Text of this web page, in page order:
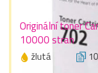
Originální toner
10000 stran
žlutá